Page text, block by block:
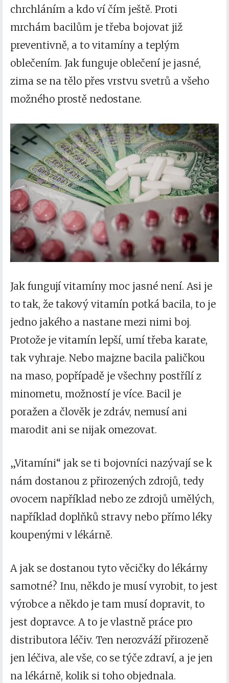
chrchláním a kdo ví čím ještě. Proti
mrchám bacilům je třeba bojovat již
preventivně, a to vitamíny a teplým
oblečením. Jak funguje oblečení je jasné,
zima se na tělo přes vrstvu svetrů a všeho
možného prostě nedostane.
Jak fungují vitamíny moc jasné není. Asi je
to tak, že takový vitamín potká bacila, to je
jedno jakého a nastane mezi nimi boj.
Protože je vitamín lepší, umí třeba karate,
tak vyhraje. Nebo majzne bacila paličkou
na maso, popřípadě je všechny postřílí z
minometu, možností je více. Bacil je
poražen a člověk je zdráv, nemusí ani
marodit ani se nijak omezovat.
„Vitamíni“ jak se ti bojovníci nazývají se k
nám dostanou z přirozených zdrojů, tedy
ovocem například nebo ze zdrojů umělých,
například doplňků stravy nebo přímo léky
koupenými v lékárně.
A jak se dostanou tyto věcičky do lékárny
samotné? Inu, někdo je musí vyrobit, to jest
výrobce a někdo je tam musí dopravit, to
jest dopravce. A to je vlastně práce pro
distributora léčiv. Ten nerozváží přirozeně
jen léčiva, ale vše, co se týče zdraví, a je jen
na lékárně, kolik si toho objednala.